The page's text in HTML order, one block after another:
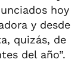
hoy
y desde
quizás, de
del año”.